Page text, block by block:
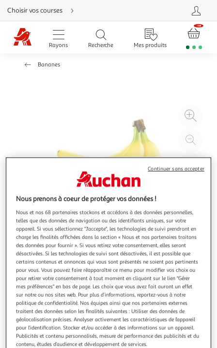
Aller
directement
au
contenu
Aller
directement
Aller
Choisir vos courses
Rayons Recherche Mes produits
Bananes
à
100
le
2.8 (27)
Bananes bio
Ces bananes bio garantissent une culture respectueuse de
l'environnement, un choix de qualité pour votre
consommation quotidienne. Leur chair est reconnue pour
sa texture crémeuse et leur goût naturellement très doux.
Elles sont parfaites pour une énergie rapide avant ou après
le sport. Glissez ces
En savoir +
5 pièces
Vous voulez connaître le prix de ce produit ?
Nous prenons à coeur de protéger vos données !
Nous et nos 68 partenaires stockons et accédons à des données personnelles,
telles que des données de navigation ou des identifiants uniques, sur votre
appareil. Si vous sélectionnez "J'accepte", les technologies de suivi prendront en
charge les finalités affichées dans la section « Nous et nos partenaires traitons
des données pour fournir ». Si vous retirez votre consentement, elles seront
désactivées. Si les technologies de suivi sont désactivées, il est possible que
certains contenus et annonces qui vous sont présentés ne soient pas pertinents
pour vous. Vous pouvez faire réapparaître ce menu pour modifier vos choix ou
pour retirer votre consentement à tout moment en cliquant sur le lien "Gérer
mes préférences" en bas de page. Les choix que vous avez fait auront un effet
sur notre ou nos sites web. Pour plus d’informations, reportez-vous à notre
politique de confidentialité. Nos équipes ainsi que nos partenaires externes
traitent des données selon les finalités suivantes : Utiliser des données de
géolocalisation précises. Analyser activement les caractéristiques de l’appareil
pour l’identification. Stocker et/ou accéder à des informations sur un appareil.
Publicités et contenu personnalisés, mesure de performance des publicités et du
contenu, études d’audience et développement de services.
Continuer sans accepter